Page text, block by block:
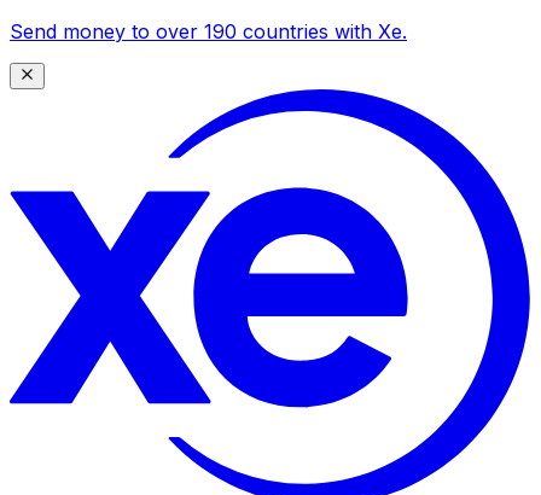
Send money to over 190 countries with Xe.